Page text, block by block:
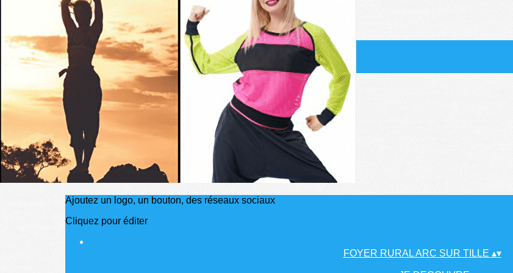
Exporter les lignes sélectionnées
Exporter toutes les colonnes
Exporter uniquement les colonnes affichées
Menu
Images de la page d'accueil
Cliquez pour éditer
Ajoutez un logo, un bouton, des réseaux sociaux
Cliquez pour éditer
FOYER RURAL ARC SUR TILLE ▴▾